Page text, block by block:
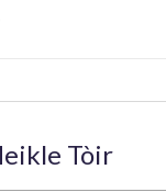
Baccus
Tòir